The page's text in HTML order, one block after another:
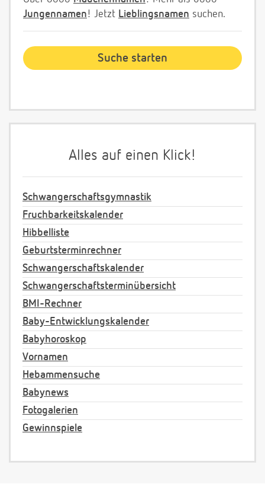
Jungennamen! Jetzt Lieblingsnamen suchen.
Alles auf einen Klick!
Schwangerschaftsgymnastik
Fruchbarkeitskalender
Hibbelliste
Geburtsterminrechner
Schwangerschaftskalender
Schwangerschaftsterminübersicht
BMI-Rechner
Baby-Entwicklungskalender
Babyhoroskop
Vornamen
Hebammensuche
Babynews
Fotogalerien
Gewinnspiele